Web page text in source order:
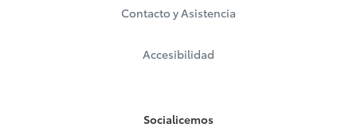
Contacto y Asistencia
Accesibilidad
Socialicemos